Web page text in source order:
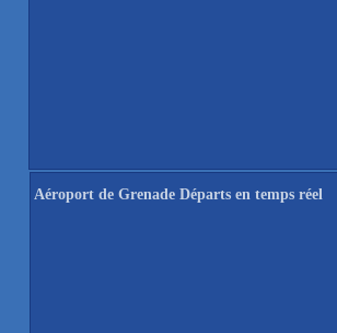
Aéroport de Grenade Départs en temps réel